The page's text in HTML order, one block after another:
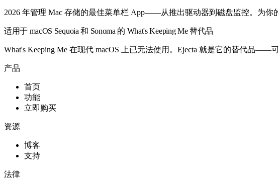
2026 年管理 Mac 存储的最佳菜单栏 App——从推出驱动器到磁盘监控。为你
适用于 macOS Sequoia 和 Sonoma 的 What's Keeping Me 替代品
What's Keeping Me 在现代 macOS 上已无法使用。Ejecta 就是它的替代品——
产品
首页
功能
立即购买
资源
博客
支持
法律